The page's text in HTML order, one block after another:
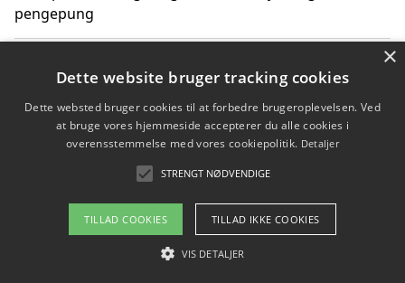
pengepung
Hvordan blåfade med rist kan hjælpe med at reducere
plastik i havet
Spil kasinospil på et troværdigt online casino: Din
guide til sikker og sjov underholdning
Copyright 2026 - Pilanto Aps
Om / kontakt
×
Dette website bruger tracking cookies
Dette websted bruger cookies til at forbedre brugeroplevelsen. Ved
at bruge vores hjemmeside accepterer du alle cookies i
overensstemmelse med vores cookiepolitik. Detaljer
STRENGT NØDVENDIGE
TILLAD COOKIES TILLAD IKKE COOKIES
VIS DETALJER